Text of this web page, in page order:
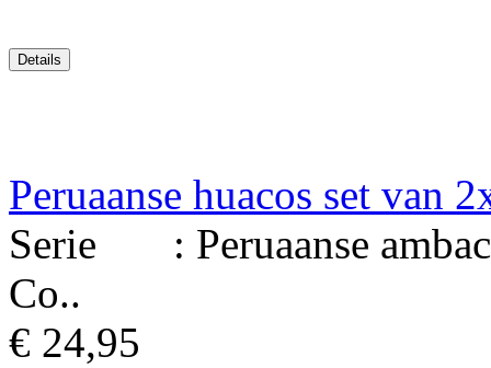
Peruaanse huacos set van
Serie : Peruaanse
Co..
€ 24,95